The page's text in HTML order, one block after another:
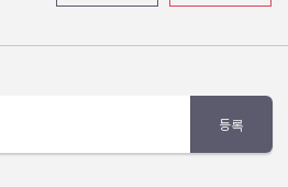
등록